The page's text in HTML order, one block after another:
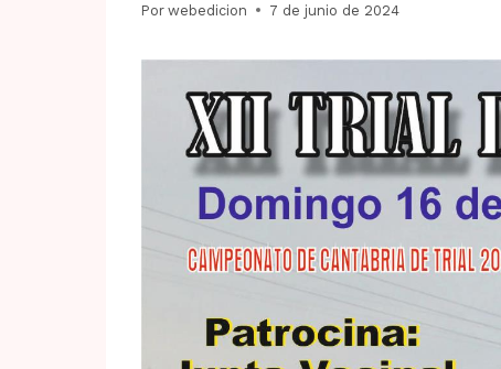
Por webedicion 7 de junio de 2024